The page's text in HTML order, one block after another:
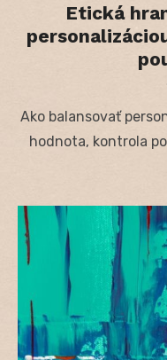
Etická
Ako balansovať
hodnota, kontrola